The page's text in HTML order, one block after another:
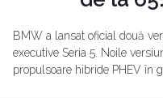
BMW a lansat oficial două
executive Seria 5. Noile
propulsoare hibride PHEV în